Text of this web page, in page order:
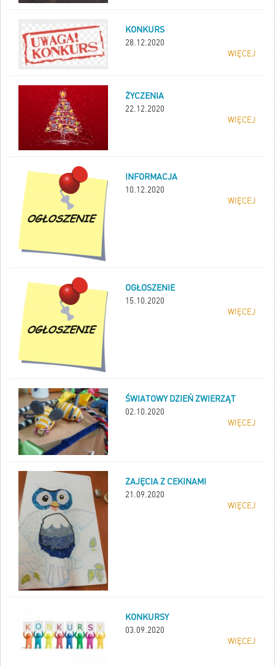
KONKURS
28.12.2020
WIĘCEJ
ŻYCZENIA
22.12.2020
WIĘCEJ
INFORMACJA
10.12.2020
WIĘCEJ
OGŁOSZENIE
15.10.2020
WIĘCEJ
ŚWIATOWY DZIEŃ ZWIERZĄT
02.10.2020
WIĘCEJ
ZAJĘCIA Z CEKINAMI
21.09.2020
WIĘCEJ
KONKURSY
03.09.2020
WIĘCEJ